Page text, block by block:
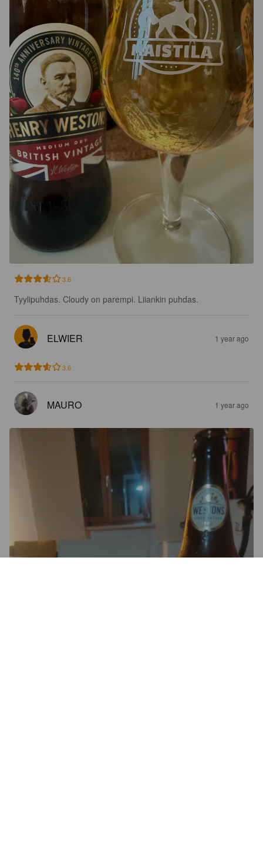
3.6
Tyylipuhdas. Cloudy on parempi. Liiankin puhdas.
ELWIER 1 year ago
3.6
MAURO 1 year ago